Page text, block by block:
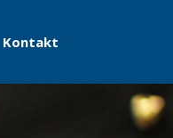
Kontakt